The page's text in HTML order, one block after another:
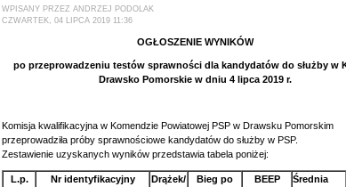
WPISANY PRZEZ ANDRZEJ PODOLAK
CZWARTEK, 04 LIPCA 2019 11:36
OGŁOSZENIE WYNIKÓW
po przeprowadzeniu testów sprawności dla kandydatów do służby w
Drawsko Pomorskie w dniu 4 lipca 2019 r.
Komisja kwalifikacyjna w Komendzie Powiatowej PSP w Drawsku Pomorskim
przeprowadziła próby sprawnościowe kandydatów do służby w PSP.
Zestawienie uzyskanych wyników przedstawia tabela poniżej:
L.p.
Nr identyfikacyjny
Drążek/
Bieg po
BEEP
Średnia